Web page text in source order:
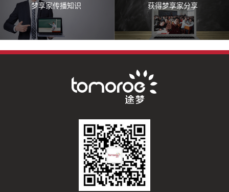
梦享家传播知识 获得梦享家分享